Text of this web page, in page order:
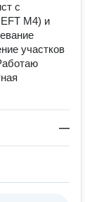
с
M4) и
участков
—